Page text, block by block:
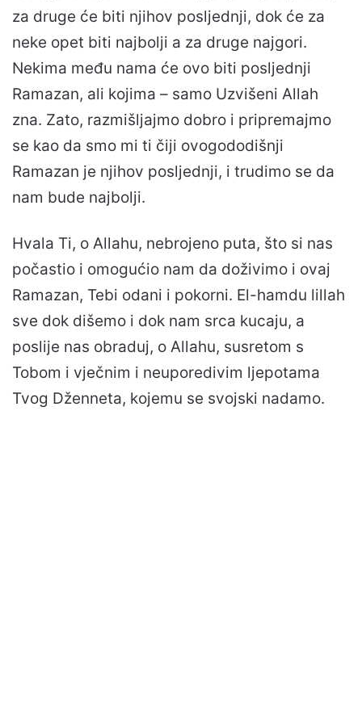
za druge će biti njihov posljednji, dok će za
neke opet biti najbolji a za druge najgori.
Nekima među nama će ovo biti posljednji
Ramazan, ali kojima – samo Uzvišeni Allah
zna. Zato, razmišljajmo dobro i pripremajmo
se kao da smo mi ti čiji ovogododišnji
Ramazan je njihov posljednji, i trudimo se da
nam bude najbolji.
Hvala Ti, o Allahu, nebrojeno puta, što si nas
počastio i omogućio nam da doživimo i ovaj
Ramazan, Tebi odani i pokorni. El-hamdu lillah
sve dok dišemo i dok nam srca kucaju, a
poslije nas obraduj, o Allahu, susretom s
Tobom i vječnim i neuporedivim ljepotama
Tvog Dženneta, kojemu se svojski nadamo.